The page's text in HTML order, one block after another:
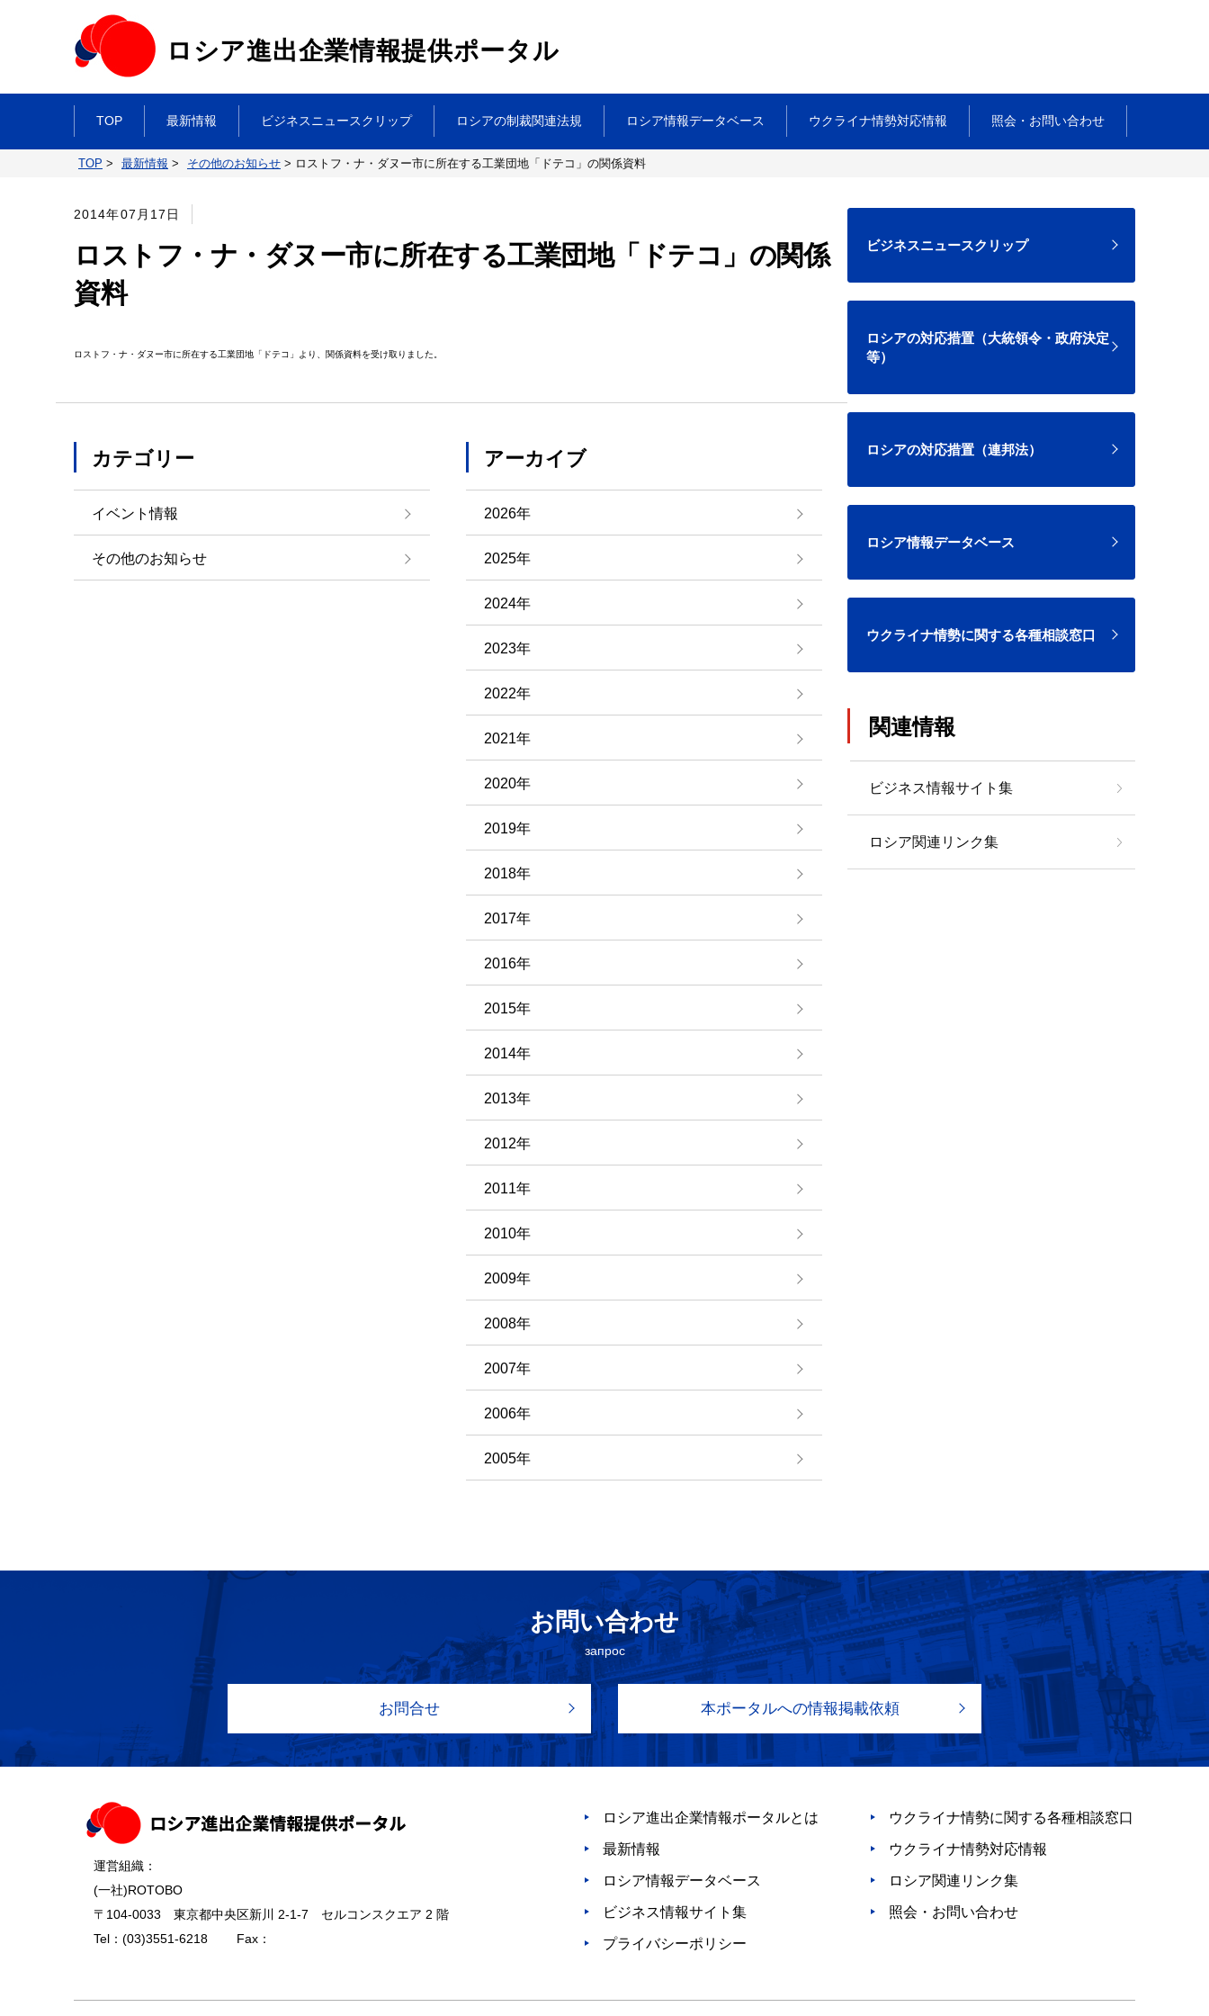
ロシア進出企業情報提供ポータル
TOP 最新情報 ビジネスニュースクリップ ロシアの制裁関連法規 ロシア情報データベース ウクライナ情勢対応情報 照会・お問い合わせ
TOP > 最新情報 > その他のお知らせ > ロストフ・ナ・ダヌー市に所在する工業団地「ドテコ」の関係資料
2014年07月17日
ロストフ・ナ・ダヌー市に所在する工業団地「ドテコ」の関係
資料
ロストフ・ナ・ダヌー市に所在する工業団地「ドテコ」より、関係資料を受け取りました。
カテゴリー
イベント情報
その他のお知らせ
アーカイブ
2026年
2025年
2024年
2023年
2022年
2021年
2020年
2019年
2018年
2017年
2016年
2015年
2014年
2013年
2012年
2011年
2010年
2009年
2008年
2007年
2006年
2005年
ビジネスニュースクリップ
ロシアの対応措置（大統領令・政府決定
等）
ロシアの対応措置（連邦法）
ロシア情報データベース
ウクライナ情勢に関する各種相談窓口
関連情報
ビジネス情報サイト集
ロシア関連リンク集
お問い合わせ
запрос
お問合せ 本ポータルへの情報掲載依頼
運営組織：
(一社)ROTOBO
〒104-0033 東京都中央区新川 2-1-7 セルコンスクエア 2 階
Tel： (03)3551-6218 Fax：
ロシア進出企業情報ポータルとは ウクライナ情勢に関する各種相談窓口
最新情報 ウクライナ情勢対応情報
ロシア情報データベース ロシア関連リンク集
ビジネス情報サイト集 照会・お問い合わせ
プライバシーポリシー